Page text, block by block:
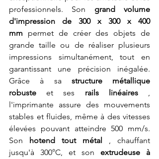
professionnels. Son grand volume
d'impression de 300 x 300 x 400
mm permet de créer des objets de
grande taille ou de réaliser plusieurs
impressions simultanément, tout en
garantissant une précision inégalée.
Grâce à sa structure métallique
robuste et ses rails linéaires ,
l'imprimante assure des mouvements
stables et fluides, même à des vitesses
élevées pouvant atteindre 500 mm/s.
Son hotend tout métal , chauffant
jusqu'à 300°C, et son extrudeuse à